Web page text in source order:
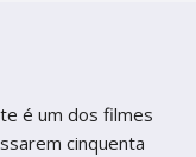
é um dos filmes
cinquenta